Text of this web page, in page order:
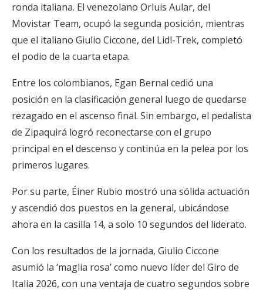
ronda italiana. El venezolano Orluis Aular, del
Movistar Team, ocupó la segunda posición, mientras
que el italiano Giulio Ciccone, del Lidl-Trek, completó
el podio de la cuarta etapa.
Entre los colombianos, Egan Bernal cedió una
posición en la clasificación general luego de quedarse
rezagado en el ascenso final. Sin embargo, el pedalista
de Zipaquirá logró reconectarse con el grupo
principal en el descenso y continúa en la pelea por los
primeros lugares.
Por su parte, Éiner Rubio mostró una sólida actuación
y ascendió dos puestos en la general, ubicándose
ahora en la casilla 14, a solo 10 segundos del liderato.
Con los resultados de la jornada, Giulio Ciccone
asumió la ‘maglia rosa’ como nuevo líder del Giro de
Italia 2026, con una ventaja de cuatro segundos sobre